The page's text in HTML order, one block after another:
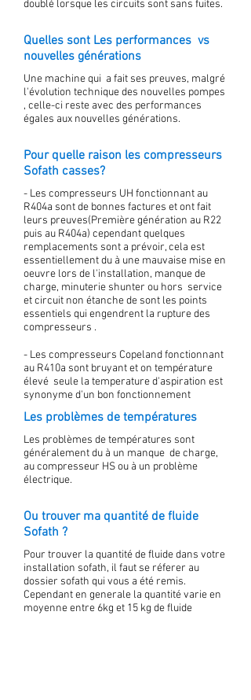
doublé lorsque les circuits sont sans fuites.
Quelles sont Les performances vs
nouvelles générations
Une machine qui a fait ses preuves, malgré
l'évolution technique des nouvelles pompes
, celle-ci reste avec des performances
égales aux nouvelles générations.
Pour quelle raison les compresseurs
Sofath casses?
- Les compresseurs UH fonctionnant au
R404a sont de bonnes factures et ont fait
leurs preuves(Première génération au R22
puis au R404a) cependant quelques
remplacements sont a prévoir, cela est
essentiellement du à une mauvaise mise en
oeuvre lors de l'installation, manque de
charge, minuterie shunter ou hors service
et circuit non étanche de sont les points
essentiels qui engendrent la rupture des
compresseurs .
- Les compresseurs Copeland fonctionnant
au R410a sont bruyant et on température
élevé seule la temperature d'aspiration est
synonyme d'un bon fonctionnement
Les problèmes de températures
Les problèmes de températures sont
généralement du à un manque de charge,
au compresseur HS ou à un problème
électrique.
Ou trouver ma quantité de fluide
Sofath ?
Pour trouver la quantité de fluide dans votre
installation sofath, il faut se réferer au
dossier sofath qui vous a été remis.
Cependant en generale la quantité varie en
moyenne entre 6kg et 15 kg de fluide